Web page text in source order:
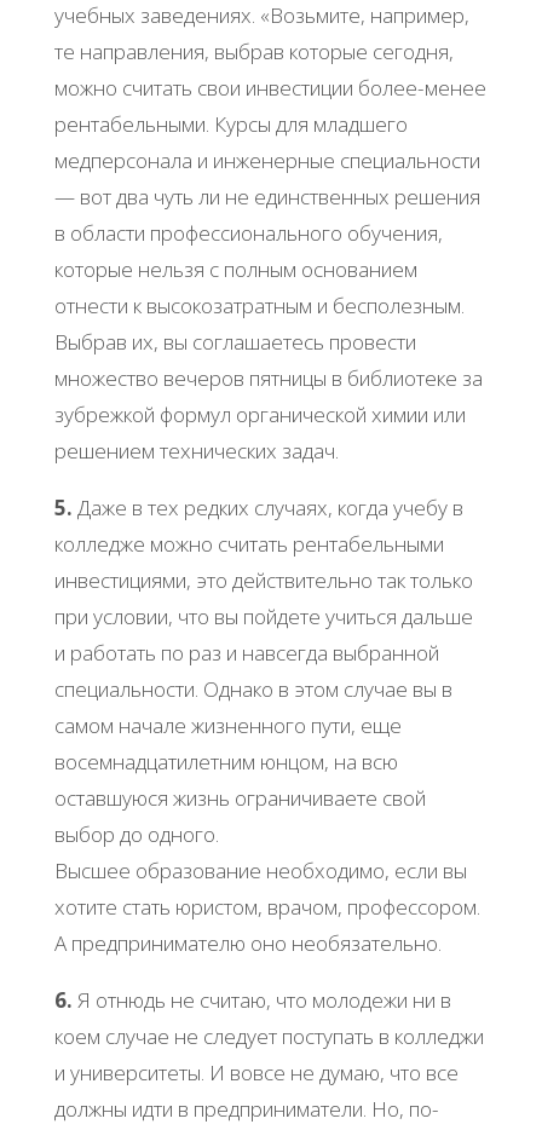
учебных заведениях. «Возьмите, например,
те направления, выбрав которые сегодня,
можно считать свои инвестиции более-менее
рентабельными. Курсы для младшего
медперсонала и инженерные специальности
— вот два чуть ли не единственных решения
в области профессионального обучения,
которые нельзя с полным основанием
отнести к высокозатратным и бесполезным.
Выбрав их, вы соглашаетесь провести
множество вечеров пятницы в библиотеке за
зубрежкой формул органической химии или
решением технических задач.
5. Даже в тех редких случаях, когда учебу в
колледже можно считать рентабельными
инвестициями, это действительно так только
при условии, что вы пойдете учиться дальше
и работать по раз и навсегда выбранной
специальности. Однако в этом случае вы в
самом начале жизненного пути, еще
восемнадцатилетним юнцом, на всю
оставшуюся жизнь ограничиваете свой
выбор до одного.
Высшее образование необходимо, если вы
хотите стать юристом, врачом, профессором.
А предпринимателю оно необязательно.
6. Я отнюдь не считаю, что молодежи ни в
коем случае не следует поступать в колледжи
и университеты. И вовсе не думаю, что все
должны идти в предприниматели. Но, по-